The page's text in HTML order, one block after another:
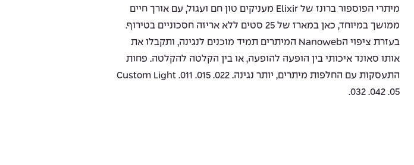
מיתרי הפוספור ברונז של Elixir מעניקים טון חם ועגול, עם אורך חיים
ממושך במיוחד, כאן במארז של 25 סטים ללא אריזה חסכוניים בטירוף.
בעזרת ציפוי הNanoweb המיתרים תמיד מוכנים לנגינה, ותקבלו את
אותו סאונד איכותי בין הופעה להופעה, או בין הקלטה להקלטה. פחות
התעסקות עם החלפות מיתרים, יותר נגינה. Custom Light .011 .015 .022
.032 .042 .05